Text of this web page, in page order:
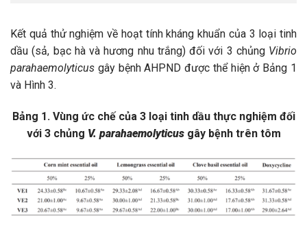
Kết quả thử nghiệm về hoạt tính kháng khuẩn của 3 loại tinh
dầu (sả, bạc hà và hương nhu trắng) đối với 3 chủng Vibrio
parahaemolyticus gây bệnh AHPND được thể hiện ở Bảng 1
và Hình 3.
Bảng 1. Vùng ức chế của 3 loại tinh dầu thực nghiệm đối
với 3 chủng V. parahaemolyticusgây bệnh trên tôm